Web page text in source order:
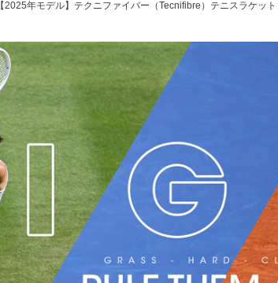
【2025年モデル】テクニファイバー（Tecnifibre）テニスラケッ